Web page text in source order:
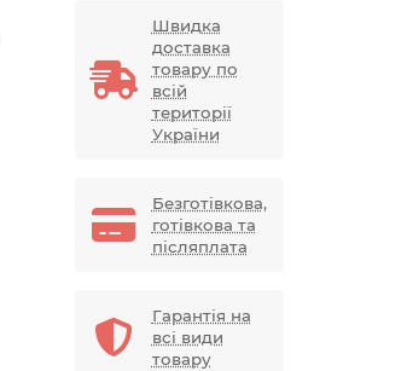
Швидка
доставка
товару по
всій
території
України
Безготівкова,
готівкова та
післяплата
Гарантія на
всі види
товару